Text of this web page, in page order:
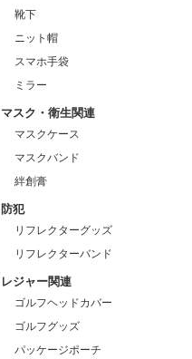
靴下
ニット帽
スマホ手袋
ミラー
マスク・衛生関連
マスクケース
マスクバンド
絆創膏
防犯
リフレクターグッズ
リフレクターバンド
レジャー関連
ゴルフヘッドカバー
ゴルフグッズ
パッケージポーチ